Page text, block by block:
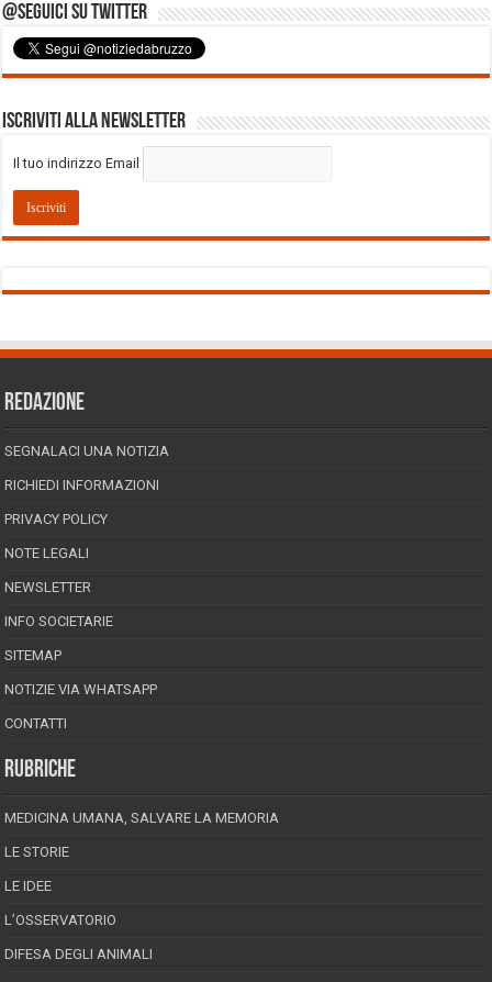
@Seguici su Twitter
Iscriviti alla Newsletter
Il tuo indirizzo Email
REDAZIONE
SEGNALACI UNA NOTIZIA
RICHIEDI INFORMAZIONI
PRIVACY POLICY
NOTE LEGALI
NEWSLETTER
INFO SOCIETARIE
SITEMAP
NOTIZIE VIA WHATSAPP
CONTATTI
RUBRICHE
MEDICINA UMANA, SALVARE LA MEMORIA
LE STORIE
LE IDEE
L’OSSERVATORIO
DIFESA DEGLI ANIMALI